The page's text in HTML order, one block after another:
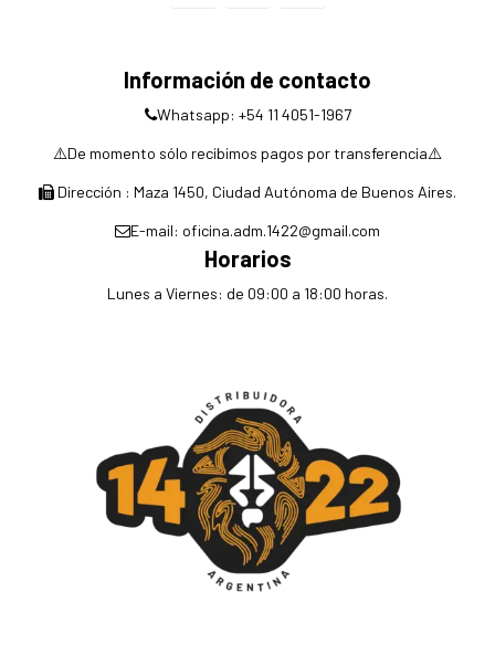
Información de contacto
Whatsapp: +54 11 4051-1967
⚠️De momento sólo recibimos pagos por transferencia⚠️
Dirección : Maza 1450, Ciudad Autónoma de Buenos Aires.
E-mail: oficina.adm.1422@gmail.com
Horarios
Lunes a Viernes: de 09:00 a 18:00 horas.